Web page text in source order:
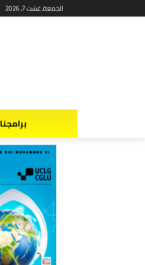
الجمعة, غشت 7, 2026
برامجنا